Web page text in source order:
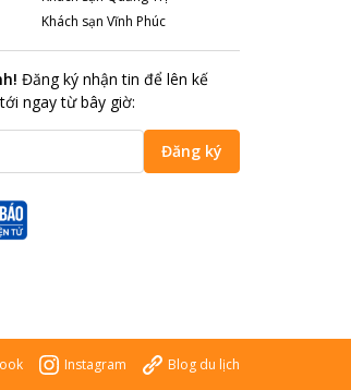
Khách sạn Vĩnh Phúc
! Đăng ký nhận tin để lên kế
ngay từ bây giờ:
Đăng ký
Instagram Blog du lịch